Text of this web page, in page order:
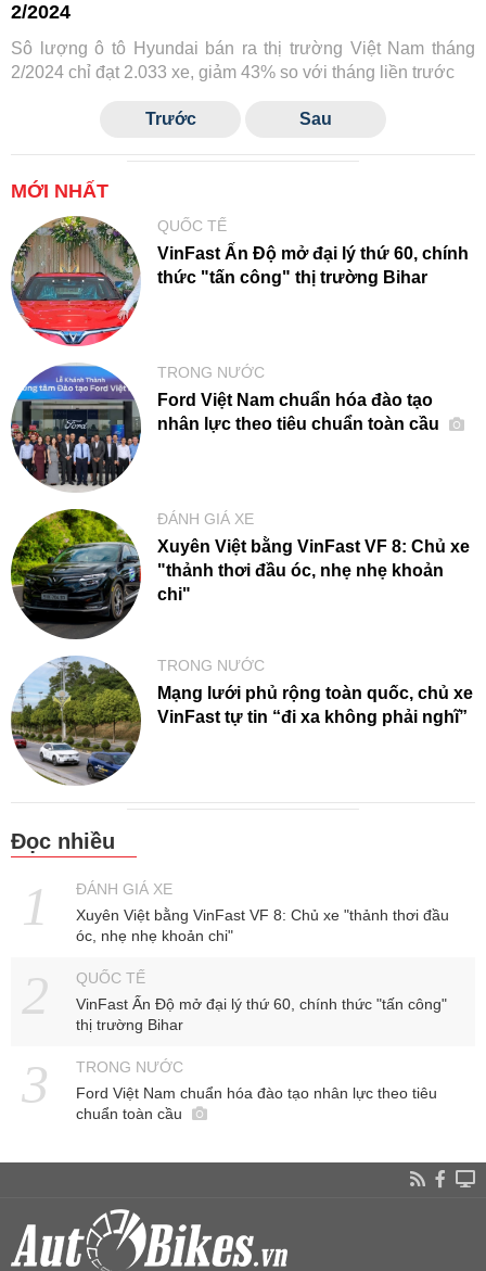
2/2024
Sô lượng ô tô Hyundai bán ra thị trường Việt Nam tháng
2/2024 chỉ đạt 2.033 xe, giảm 43% so với tháng liền trước
Trước Sau
MỚI NHẤT
QUỐC TẾ
VinFast Ấn Độ mở đại lý thứ 60, chính
thức "tấn công" thị trường Bihar
TRONG NƯỚC
Ford Việt Nam chuẩn hóa đào tạo
nhân lực theo tiêu chuẩn toàn cầu
ĐÁNH GIÁ XE
Xuyên Việt bằng VinFast VF 8: Chủ xe
"thảnh thơi đầu óc, nhẹ nhẹ khoản
chi"
TRONG NƯỚC
Mạng lưới phủ rộng toàn quốc, chủ xe
VinFast tự tin “đi xa không phải nghĩ”
Đọc nhiều
ĐÁNH GIÁ XE
Xuyên Việt bằng VinFast VF 8: Chủ xe "thảnh thơi đầu
óc, nhẹ nhẹ khoản chi"
QUỐC TẾ
VinFast Ấn Độ mở đại lý thứ 60, chính thức "tấn công"
thị trường Bihar
TRONG NƯỚC
Ford Việt Nam chuẩn hóa đào tạo nhân lực theo tiêu
chuẩn toàn cầu